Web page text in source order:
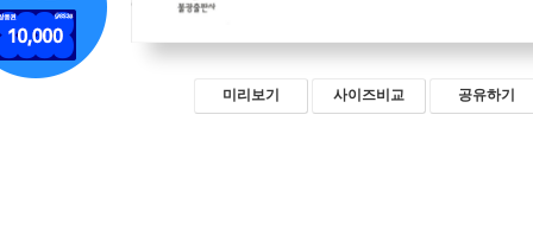
미리보기 사이즈비교 공유하기